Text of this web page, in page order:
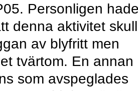
Personligen
denna aktivitet
av blyfritt men
tvärtom. En annan
som avspeglades